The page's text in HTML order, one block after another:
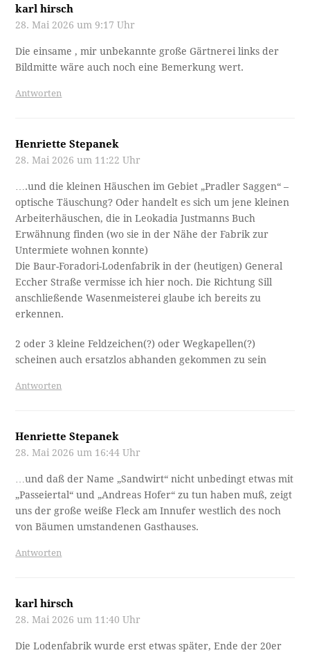
karl hirsch
28. Mai 2026 um 9:17 Uhr
Die einsame , mir unbekannte große Gärtnerei links der
Bildmitte wäre auch noch eine Bemerkung wert.
Antworten
Henriette Stepanek
28. Mai 2026 um 11:22 Uhr
….und die kleinen Häuschen im Gebiet „Pradler Saggen“ –
optische Täuschung? Oder handelt es sich um jene kleinen
Arbeiterhäuschen, die in Leokadia Justmanns Buch
Erwähnung finden (wo sie in der Nähe der Fabrik zur
Untermiete wohnen konnte)
Die Baur-Foradori-Lodenfabrik in der (heutigen) General
Eccher Straße vermisse ich hier noch. Die Richtung Sill
anschließende Wasenmeisterei glaube ich bereits zu
erkennen.
2 oder 3 kleine Feldzeichen(?) oder Wegkapellen(?)
scheinen auch ersatzlos abhanden gekommen zu sein
Antworten
Henriette Stepanek
28. Mai 2026 um 16:44 Uhr
…und daß der Name „Sandwirt“ nicht unbedingt etwas mit
„Passeiertal“ und „Andreas Hofer“ zu tun haben muß, zeigt
uns der große weiße Fleck am Innufer westlich des noch
von Bäumen umstandenen Gasthauses.
Antworten
karl hirsch
28. Mai 2026 um 11:40 Uhr
Die Lodenfabrik wurde erst etwas später, Ende der 20er